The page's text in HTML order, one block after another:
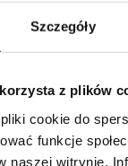
Szczegóły
z plików
cookie do
funkcje
naszej witrynie.